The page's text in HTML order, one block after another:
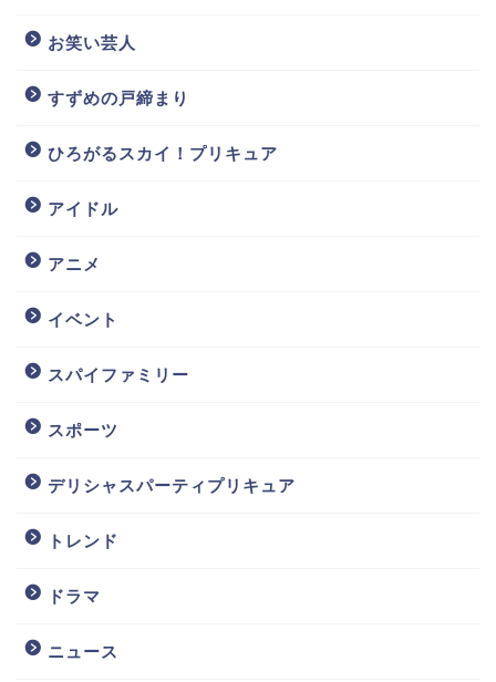
お笑い芸人
すずめの戸締まり
ひろがるスカイ！プリキュア
アイドル
アニメ
イベント
スパイファミリー
スポーツ
デリシャスパーティプリキュア
トレンド
ドラマ
ニュース